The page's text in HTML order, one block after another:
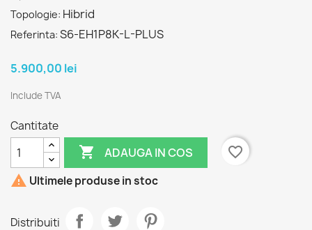
Topologie: Hibrid
Referinta: S6-EH1P8K-L-PLUS
5.900,00 lei
Include TVA
Cantitate
 ADAUGA IN COS
favorite_border
 Ultimele produse in stoc
Distribuiti